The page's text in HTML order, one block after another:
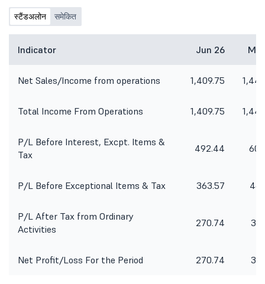
स्टैंडअलोन समेकित
Indicator Jun 26
Net Sales/Income from operations 1,409.75
Total Income From Operations 1,409.75
P/L Before Interest, Excpt. Items &
Tax
492.44
P/L Before Exceptional Items & Tax 363.57
P/L After Tax from Ordinary
Activities
270.74
Net Profit/Loss For the Period 270.74